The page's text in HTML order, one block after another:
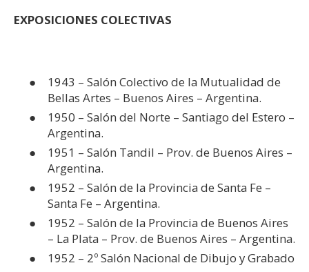
EXPOSICIONES COLECTIVAS
1943 – Salón Colectivo de la Mutualidad de
Bellas Artes – Buenos Aires – Argentina.
1950 – Salón del Norte – Santiago del Estero –
Argentina.
1951 – Salón Tandil – Prov. de Buenos Aires –
Argentina.
1952 – Salón de la Provincia de Santa Fe –
Santa Fe – Argentina.
1952 – Salón de la Provincia de Buenos Aires
– La Plata – Prov. de Buenos Aires – Argentina.
1952 – 2º Salón Nacional de Dibujo y Grabado